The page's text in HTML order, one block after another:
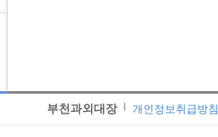
부천과외대장 개인정보취급방침